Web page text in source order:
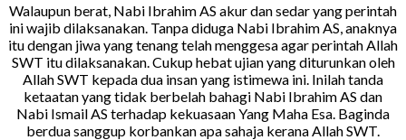
Walaupun berat, Nabi Ibrahim AS akur dan sedar yang perintah
ini wajib dilaksanakan. Tanpa diduga Nabi Ibrahim AS, anaknya
itu dengan jiwa yang tenang telah menggesa agar perintah Allah
SWT itu dilaksanakan. Cukup hebat ujian yang diturunkan oleh
Allah SWT kepada dua insan yang istimewa ini. Inilah tanda
ketaatan yang tidak berbelah bahagi Nabi Ibrahim AS dan
Nabi Ismail AS terhadap kekuasaan Yang Maha Esa. Baginda
berdua sanggup korbankan apa sahaja kerana Allah SWT.